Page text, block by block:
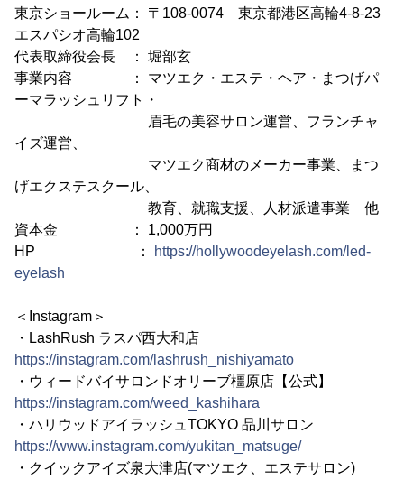
東京ショールーム： 〒108-0074 東京都港区高輪4-8-23
エスパシオ高輪102
代表取締役会長 ： 堀部玄
事業内容 ： マツエク・エステ・ヘア・まつげパ
ーマラッシュリフト・
眉毛の美容サロン運営、フランチャ
イズ運営、
マツエク商材のメーカー事業、まつ
げエクステスクール、
教育、就職支援、人材派遣事業 他
資本金 ： 1,000万円
HP ：
https://hollywoodeyelash.com/led-
eyelash
＜Instagram＞
・LashRush ラスパ西大和店
https://instagram.com/lashrush_nishiyamato
・ウィードバイサロンドオリーブ橿原店【公式】
https://instagram.com/weed_kashihara
・ハリウッドアイラッシュTOKYO 品川サロン
https://www.instagram.com/yukitan_matsuge/
・クイックアイズ泉大津店(マツエク、エステサロン)